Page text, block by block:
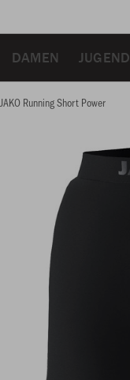
DAMEN JUGEND
JAKO Running Short Power